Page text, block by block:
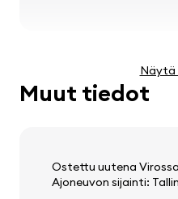
säädettävä
Moottori
Näytä
Muut tiedot
Ostettu uutena Virossa
Ajoneuvon sijainti: